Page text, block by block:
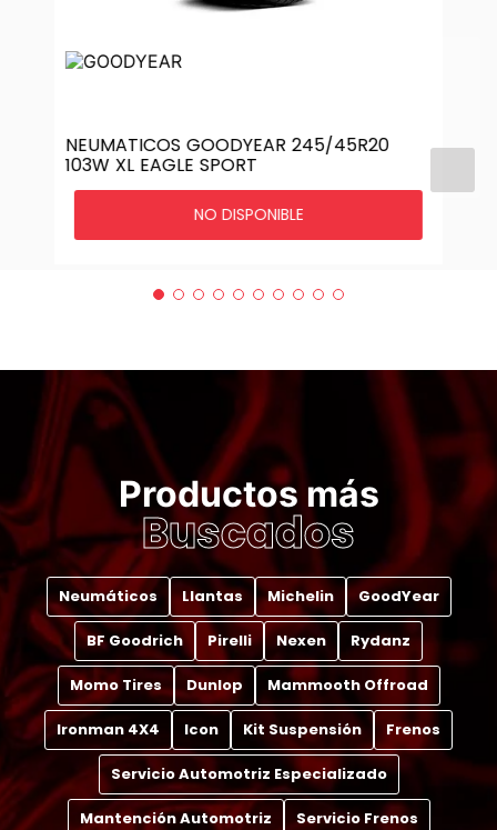
NEUMATICOS GOODYEAR 245/45R20
103W XL EAGLE SPORT
NO DISPONIBLE
Productos más
Buscados
Neumáticos Llantas Michelin GoodYear
BF Goodrich Pirelli Nexen Rydanz
Momo Tires Dunlop Mammooth Offroad
Ironman 4X4 Icon Kit Suspensión Frenos
Servicio Automotriz Especializado
Mantención Automotriz Servicio Frenos